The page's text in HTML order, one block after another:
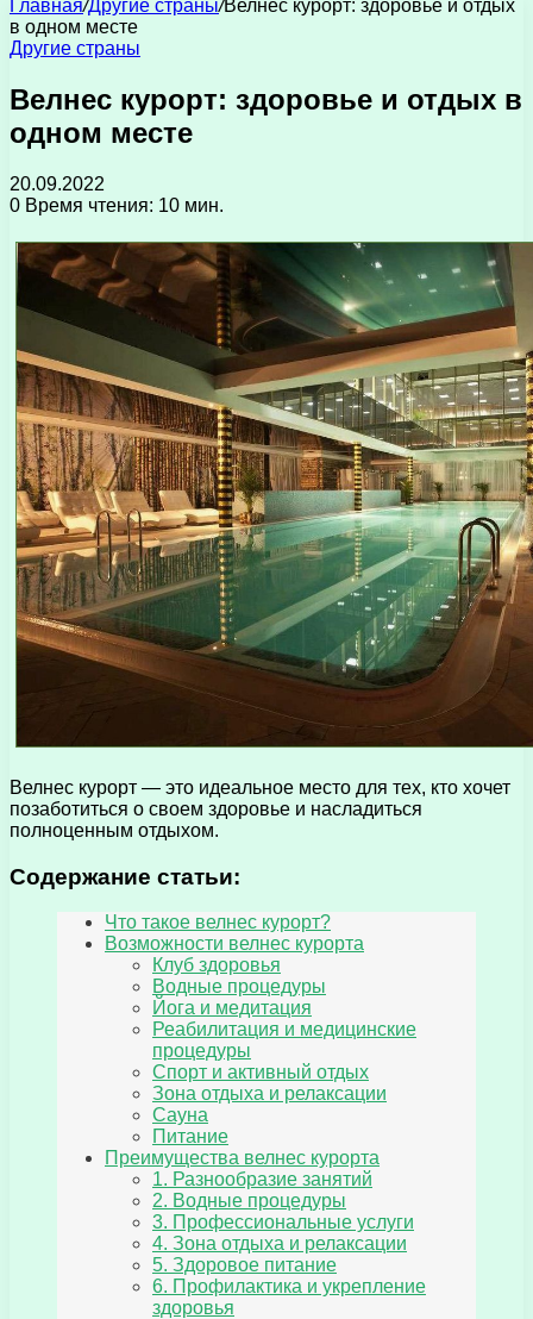
Главная/Другие страны/Велнес курорт: здоровье и отдых
в одном месте
Другие страны
Велнес курорт: здоровье и отдых в
одном месте
20.09.2022
0 Время чтения: 10 мин.
Велнес курорт — это идеальное место для тех, кто хочет
позаботиться о своем здоровье и насладиться
полноценным отдыхом.
Содержание статьи:
Что такое велнес курорт?
Возможности велнес курорта
Клуб здоровья
Водные процедуры
Йога и медитация
Реабилитация и медицинские
процедуры
Спорт и активный отдых
Зона отдыха и релаксации
Сауна
Питание
Преимущества велнес курорта
1. Разнообразие занятий
2. Водные процедуры
3. Профессиональные услуги
4. Зона отдыха и релаксации
5. Здоровое питание
6. Профилактика и укрепление
здоровья